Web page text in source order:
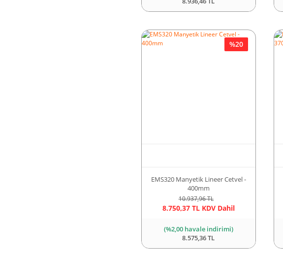
EMS320 Manyetik Lineer Cetvel -
400mm
10.937,96 TL
8.750,37 TL KDV Dahil
%20
(%2,00 havale indirimi)
8.575,36 TL